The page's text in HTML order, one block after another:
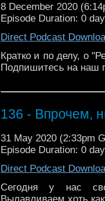
8 December 2020
Episode Duration: 0
Direct Podcast
Кратко и по делу, о
Подпишитесь на наш
136 - Впрочем,
31 May 2020 (2:33pm
Episode Duration: 0
Direct Podcast
Сегодня у нас